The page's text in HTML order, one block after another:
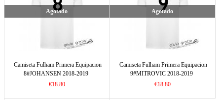
Agotado
Camiseta Fulham Primera Equipacion
8#JOHANSEN 2018-2019
€18.80
Agotado
Camiseta Fulham Primera Equipacion
9#MITROVIC 2018-2019
€18.80